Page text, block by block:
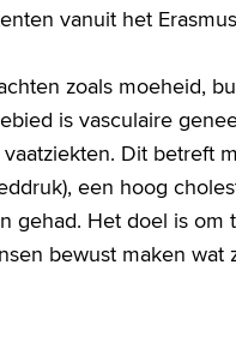
vanuit het
zoals moeheid,
is vasculaire
Dit betreft
een hoog
gehad. Het doel is om
bewust maken wat